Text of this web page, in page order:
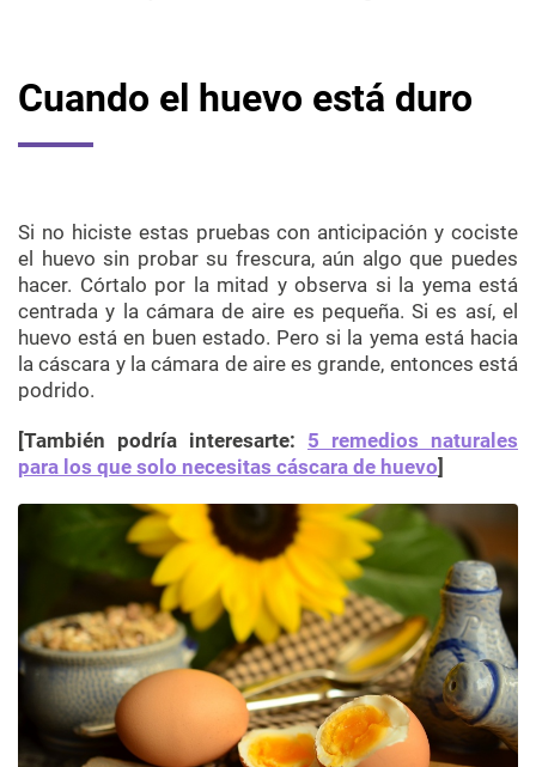
Cuando el huevo está duro
Si no hiciste estas pruebas con anticipación y cociste
el huevo sin probar su frescura, aún algo que puedes
hacer. Córtalo por la mitad y observa si la yema está
centrada y la cámara de aire es pequeña. Si es así, el
huevo está en buen estado. Pero si la yema está hacia
la cáscara y la cámara de aire es grande, entonces está
podrido.
[También podría interesarte: 5 remedios naturales
para los que solo necesitas cáscara de huevo]